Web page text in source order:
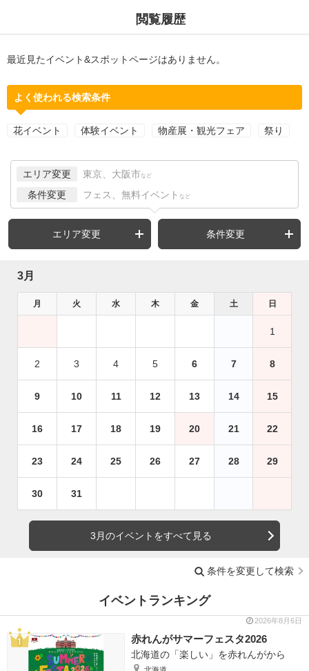
閲覧履歴
最近見たイベント&スポットページはありません。
よく使われる検索条件
花イベント 体験イベント 物産展・観光フェア 祭り
エリア変更 東京、大阪市 など
条件変更 フェス、無料イベント など
エリア変更 条件変更
3月
月 火 水 木 金 土 日
1
2 3 4 5 6 7 8
9 10 11 12 13 14 15
16 17 18 19 20 21 22
23 24 25 26 27 28 29
30 31
3月のイベントをすべて見る
条件を変更して検索
イベントランキング
2026年8月6日
赤れんがサマーフェスタ2026
北海道の「楽しい」を赤れんがから